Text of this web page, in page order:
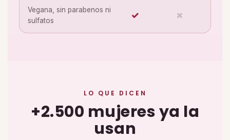
Vegana, sin parabenos ni
sulfatos
✓ ✗
LO QUE DICEN
+2.500 mujeres ya la
usan